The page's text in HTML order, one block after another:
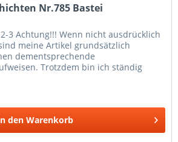
Nr.785 Bastei
3 Achtung!!! Wenn nicht ausdrücklich
meine Artikel grundsätzlich
dementsprechende
Trotzdem bin ich ständig
den Warenkorb